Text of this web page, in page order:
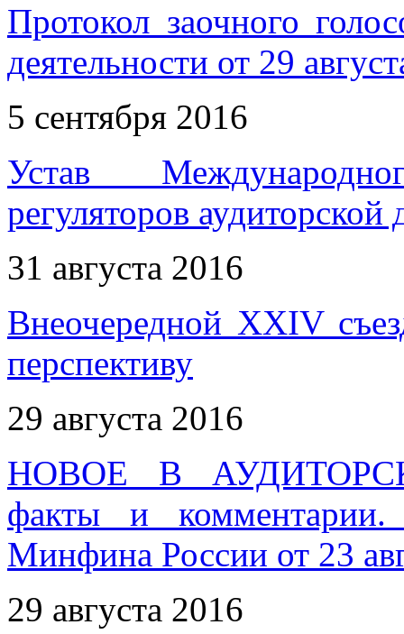
Протокол заочного
деятельности от 29
5 сентября 2016
Устав
регуляторов аудиторской
31 августа 2016
Внеочередной XXIV
перспективу
29 августа 2016
НОВОЕ В
факты и комментарии.
Минфина России от 23
29 августа 2016